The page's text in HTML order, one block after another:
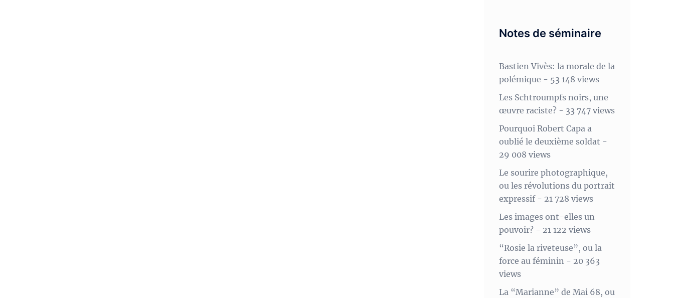
Notes de séminaire
Bastien Vivès: la morale de la
polémique - 53 148 views
Les Schtroumpfs noirs, une
œuvre raciste?- 33 747 views
Pourquoi Robert Capa a
oublié le deuxième soldat -
29 008 views
Le sourire photographique,
ou les révolutions du portrait
expressif- 21 728 views
Les images ont-elles un
pouvoir?- 21 122 views
“Rosie la riveteuse”, ou la
force au féminin - 20 363
views
La “Marianne” de Mai 68, ou